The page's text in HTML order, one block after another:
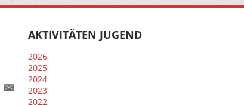
AKTIVITÄTEN JUGEND
2026
2025
2024
2023
2022